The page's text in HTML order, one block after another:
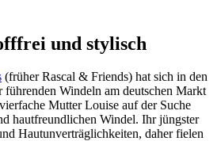
und stylisch
(früher Rascal & Friends) hat sich in den
führenden Windeln am deutschen Markt
Mutter Louise auf der Suche
hautfreundlichen Windel. Ihr jüngster
Hautunverträglichkeiten, daher fielen